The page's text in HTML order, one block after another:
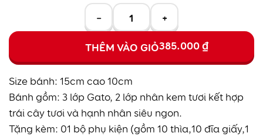
−
+
THÊM VÀO GIỎ385.000₫
Size bánh: 15cm cao 10cm
Bánh gồm: 3 lớp Gato, 2 lớp nhân kem tươi kết hợp
trái cây tươi và hạnh nhân siêu ngon.
Tặng kèm: 01 bộ phụ kiện (gồm 10 thìa,10 đĩa giấy,1